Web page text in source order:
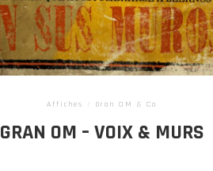
Affiches Gran OM & Co
GRAN OM – VOIX & MURS